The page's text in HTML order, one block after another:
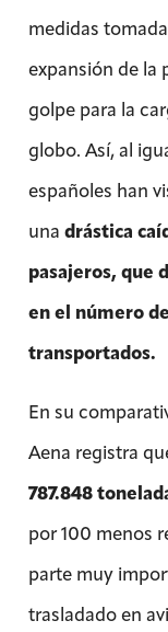
medidas
expansión de la
golpe para la
globo. Así, al
españoles han
una drástica
pasajeros, que
en el número
transportados.
En su
Aena registra
787.848
por 100 menos
parte muy
trasladado en